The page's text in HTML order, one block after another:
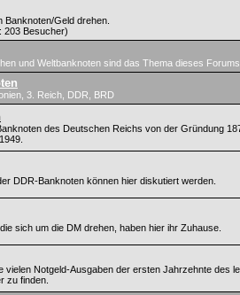
Banknoten/Geld drehen.
203 Besucher)
und Weltbanknoten sind das Thema dieses
3. Reich, DDR, BRD
des Deutschen Reichs von der Gründung
DDR-Banknoten können hier diskutiert werden.
sich um die DM drehen, haben hier ihr Zuhause.
vielen Notgeld-Ausgaben der ersten Jahrzehnte des
zu finden.